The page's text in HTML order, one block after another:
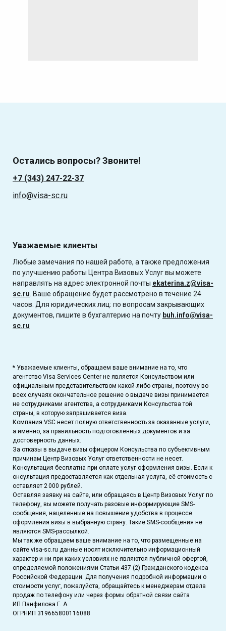
Остались вопросы? Звоните!
+7 (343) 247-22-37
info@visa-sc.ru
Уважаемые клиенты
Любые замечания по нашей работе, а также предложения
по улучшению работы Центра Визовых Услуг вы можете
направлять на адрес электронной почты ekaterina.z@visa-
sc.ru. Ваше обращение будет рассмотрено в течение 24
часов. Для юридических лиц: по вопросам закрывающих
документов, пишите в бухгалтерию на почту buh.info@visa-
sc.ru
* Уважаемые клиенты, обращаем ваше внимание на то, что
агентство Visa Services Center не является Консульством или
официальным представительством какой-либо страны, поэтому во
всех случаях окончательное решение о выдаче визы принимается
не сотрудниками агентства, а сотрудниками Консульства той
страны, в которую запрашивается виза.
Компания VSC несет полную ответственность за оказанные услуги,
а именно, за правильность подготовленных документов и за
достоверность данных.
За отказы в выдаче визы офицером Консульства по субъективным
причинам Центр Визовых Услуг ответственности не несет.
Консультация бесплатна при оплате услуг оформления визы. Если к
онсультация предоставляется как отдельная услуга, её стоимость с
оставляет 2 000 рублей.
Оставляя заявку на сайте, или обращаясь в Центр Визовых Услуг по
телефону, вы можете получать разовые информирующие SMS-
сообщения, нацеленные на повышение удобства в процессе
оформления визы в выбранную страну. Такие SMS-сообщения не
являются SMS-рассылкой.
Мы так же обращаем ваше внимание на то, что размещенные на
сайте visa-sc.ru данные носят исключительно информационный
характер и ни при каких условиях не являются публичной офертой,
определяемой положениями Статьи 437 (2) Гражданского кодекса
Российской Федерации. Для получения подробной информации о
стоимости услуг, пожалуйста, обращайтесь к менеджерам отдела
продаж по телефону или через формы обратной связи сайта
ИП Панфилова Г. А.
ОГРНИП 319665800116088